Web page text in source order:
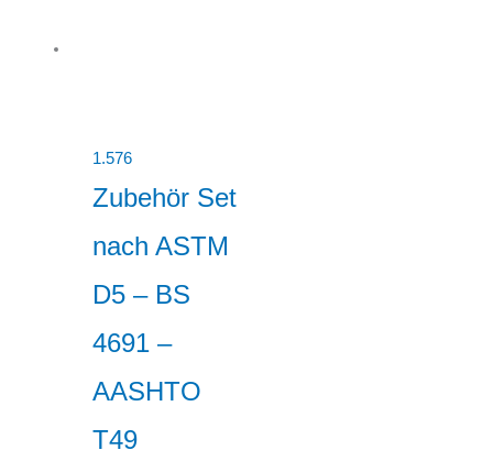
1.576
Zubehör Set
nach ASTM
D5 – BS
4691 –
AASHTO
T49